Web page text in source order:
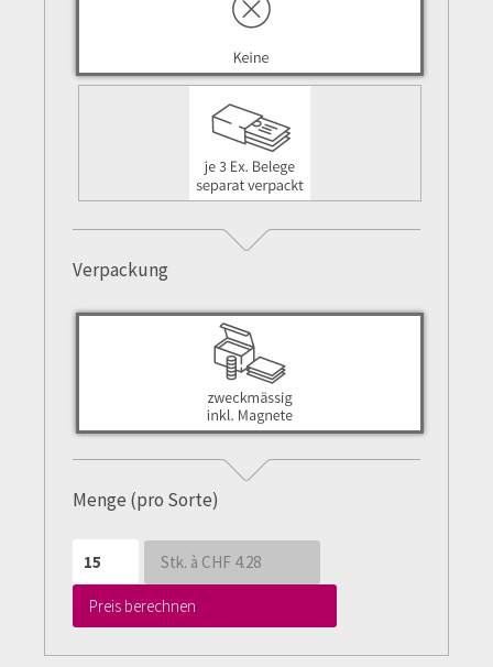
Verpackung
Menge (pro Sorte)
Stk. à CHF 4.28
Preis berechnen